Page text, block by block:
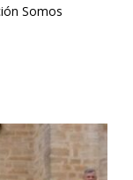
Somos